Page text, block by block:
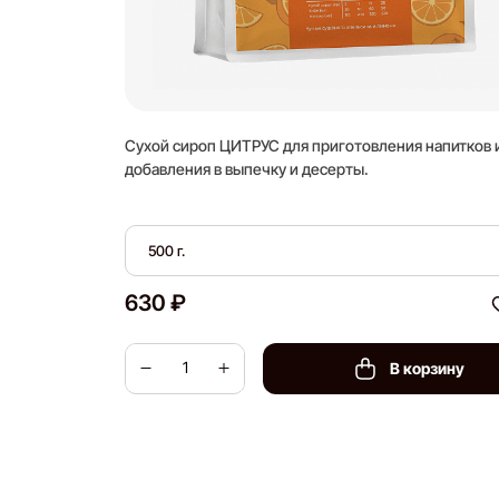
Сухой сироп ЦИТРУС для приготовления напитков
добавления в выпечку и десерты.
500 г.
630 ₽
В корзину